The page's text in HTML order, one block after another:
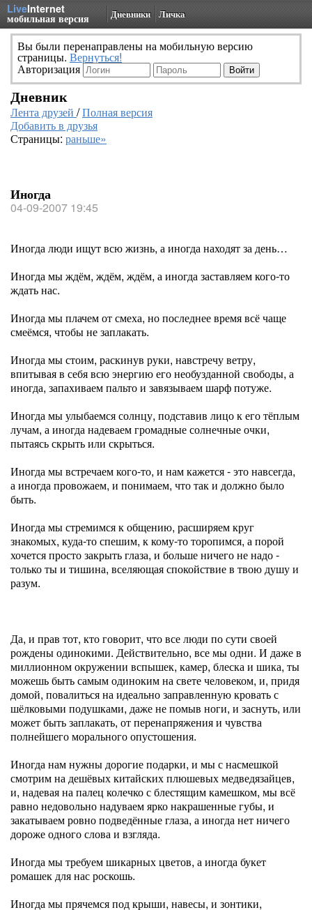
LiveInternet
мобильная версия Дневники Личка
Вы были перенаправлены на мобильную версию
страницы. Вернуться!
Авторизация
Дневник
Лента друзей /Полная версия
Добавить в друзья
Страницы: раньше»
Иногда
04-09-2007 19:45
Иногда люди ищут всю жизнь, а иногда находят за день…
Иногда мы ждём, ждём, ждём, а иногда заставляем кого-то
ждать нас.
Иногда мы плачем от смеха, но последнее время всё чаще
смеёмся, чтобы не заплакать.
Иногда мы стоим, раскинув руки, навстречу ветру,
впитывая в себя всю энергию его необузданной свободы, а
иногда, запахиваем пальто и завязываем шарф потуже.
Иногда мы улыбаемся солнцу, подставив лицо к его тёплым
лучам, а иногда надеваем громадные солнечные очки,
пытаясь скрыть или скрыться.
Иногда мы встречаем кого-то, и нам кажется - это навсегда,
а иногда провожаем, и понимаем, что так и должно было
быть.
Иногда мы стремимся к общению, расширяем круг
знакомых, куда-то спешим, к кому-то торопимся, а порой
хочется просто закрыть глаза, и больше ничего не надо -
только ты и тишина, вселяющая спокойствие в твою душу и
разум.
Да, и прав тот, кто говорит, что все люди по сути своей
рождены одинокими. Действительно, все мы одни. И даже в
миллионном окружении вспышек, камер, блеска и шика, ты
можешь быть самым одиноким на свете человеком, и, придя
домой, повалиться на идеально заправленную кровать с
шёлковыми подушками, даже не помыв ноги, и заснуть, или
может быть заплакать, от перенапряжения и чувства
полнейшего морального опустошения.
Иногда нам нужны дорогие подарки, и мы с насмешкой
смотрим на дешёвых китайских плюшевых медведязайцев,
и, надевая на палец колечко с блестящим камешком, мы всё
равно недовольно надуваем ярко накрашенные губы, и
закатываем ровно подведённые глаза, а иногда нет ничего
дороже одного слова и взгляда.
Иногда мы требуем шикарных цветов, а иногда букет
ромашек для нас роскошь.
Иногда мы прячемся под крыши, навесы, и зонтики,